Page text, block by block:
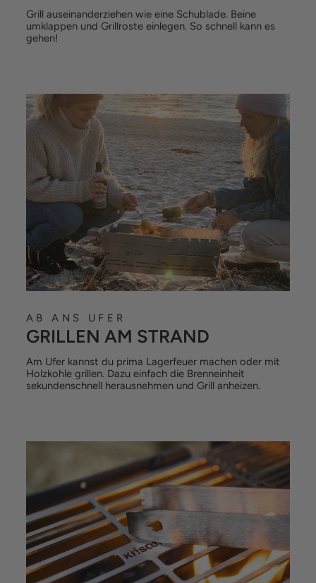
Grill auseinanderziehen wie eine Schublade. Beine
umklappen und Grillroste einlegen. So schnell kann es
gehen!
AB ANS UFER
GRILLEN AM STRAND
Am Ufer kannst du prima Lagerfeuer machen oder mit
Holzkohle grillen. Dazu einfach die Brenneinheit
sekundenschnell herausnehmen und Grill anheizen.